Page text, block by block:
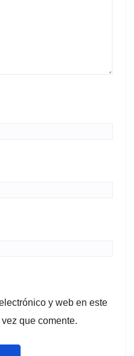
y web en este
que comente.